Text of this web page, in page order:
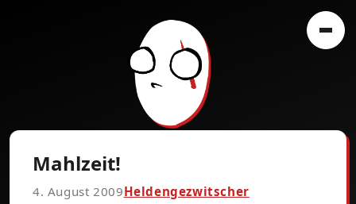
Mahlzeit!
4. August 2009Heldengezwitscher